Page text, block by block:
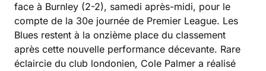
face à Burnley (2-2), samedi après-midi, pour le
compte de la 30e journée de Premier League. Les
Blues restent à la onzième place du classement
après cette nouvelle performance décevante. Rare
éclaircie du club londonien, Cole Palmer a réalisé